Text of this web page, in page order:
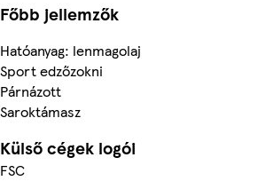
Főbb jellemzők
Hatóanyag: lenmagolaj
Sport edzőzokni
Párnázott
Saroktámasz
Külső cégek logói
FSC